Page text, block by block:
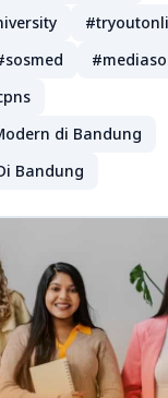
di Bandung
Bandung